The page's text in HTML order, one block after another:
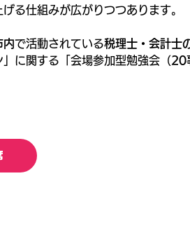
る仕組みが広がりつつあります。
内で活動されている税理士・会計士
に関する「会場参加型勉強会（20